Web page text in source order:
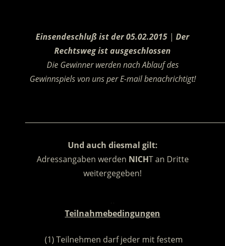
Einsendeschluß ist der 05.02.2015 | Der
Rechtsweg ist ausgeschlossen
Die Gewinner werden nach Ablauf des
Gewinnspiels von uns per E-mail benachrichtigt!
Und auch diesmal gilt:
Adressangaben werden NICHT an Dritte
weitergegeben!
Teilnahmebedingungen
(1) Teilnehmen darf jeder mit festem